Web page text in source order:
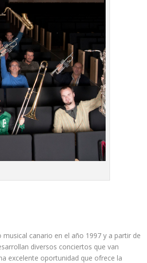
canario en el año 1997 y a partir de
diversos conciertos que van
excelente oportunidad que ofrece la